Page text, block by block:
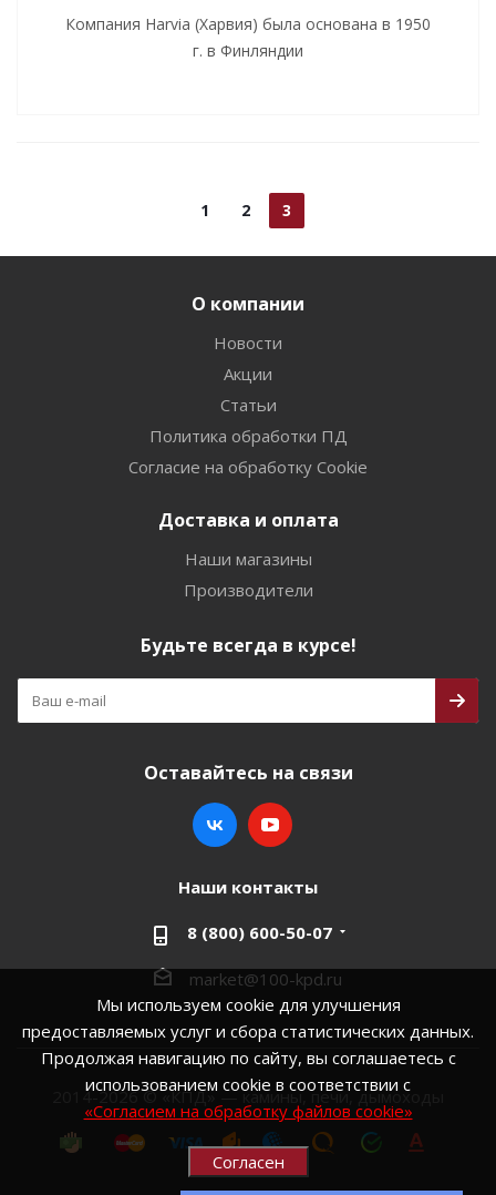
Мы используем cookie для улучшения
предоставляемых услуг и сбора статистических данных.
Продолжая навигацию по сайту, вы соглашаетесь с
использованием cookie в соответствии с
«Согласием на обработку файлов cookie»
Согласен
Компания Harvia (Харвия) была основана в 1950
г. в Финляндии
1 2 3
О компании
Новости
Акции
Статьи
Политика обработки ПД
Согласие на обработку Cookie
Доставка и оплата
Наши магазины
Производители
Будьте всегда в курсе!
Оставайтесь на связи
Наши контакты
8 (800) 600-50-07
market@100-kpd.ru
2014-2026 © «КПД» — камины, печи, дымоходы